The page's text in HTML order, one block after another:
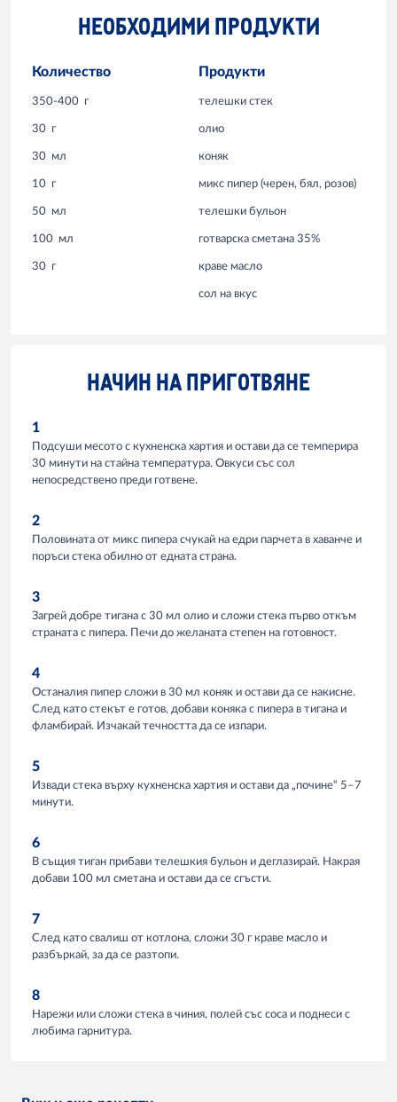
НЕОБХОДИМИ ПРОДУКТИ
Количество Продукти
350-400 г телешки стек
30 г олио
30 мл коняк
10 г микс пипер (черен, бял, розов)
50 мл телешки бульон
100 мл готварска сметана 35%
30 г краве масло
сол на вкус
НАЧИН НА ПРИГОТВЯНЕ
1
Подсуши месото с кухненска хартия и остави да се темперира
30 минути на стайна температура. Овкуси със сол
непосредствено преди готвене.
2
Половината от микс пипера счукай на едри парчета в хаванче и
поръси стека обилно от едната страна.
3
Загрей добре тигана с 30 мл олио и сложи стека първо откъм
страната с пипера. Печи до желаната степен на готовност.
4
Останалия пипер сложи в 30 мл коняк и остави да се накисне.
След като стекът е готов, добави коняка с пипера в тигана и
фламбирай. Изчакай течността да се изпари.
5
Извади стека върху кухненска хартия и остави да „почине“ 5–7
минути.
6
В същия тиган прибави телешкия бульон и деглазирай. Накрая
добави 100 мл сметана и остави да се сгъсти.
7
След като свалиш от котлона, сложи 30 г краве масло и
разбъркай, за да се разтопи.
8
Нарежи или сложи стека в чиния, полей със соса и поднеси с
любима гарнитура.